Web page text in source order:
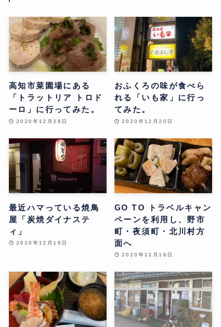
高知市菜園場にある
「トラットリア トロド
ーロ」に行ってみた。
2020年12月28日
おふくろの味が食べら
れる「いも家」に行っ
てみた。
2020年12月20日
最近ハマっている焼鳥
屋「炭焼ダイナステ
ィ」
2020年12月18日
GO TO トラベルキャン
ペーンを利用し、野市
町・夜須町・北川村方
面へ
2020年12月16日